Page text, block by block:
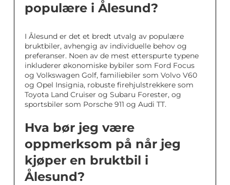
populære i Ålesund?
I Ålesund er det et bredt utvalg av populære
bruktbiler, avhengig av individuelle behov og
preferanser. Noen av de mest etterspurte typene
inkluderer økonomiske bybiler som Ford Focus
og Volkswagen Golf, familiebiler som Volvo V60
og Opel Insignia, robuste firehjulstrekkere som
Toyota Land Cruiser og Subaru Forester, og
sportsbiler som Porsche 911 og Audi TT.
Hva bør jeg være
oppmerksom på når jeg
kjøper en bruktbil i
Ålesund?